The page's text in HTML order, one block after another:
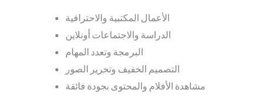
الأعمال المكتبية والاحترافية
الدراسة والاجتماعات أونلاين
البرمجة وتعدد المهام
التصميم الخفيف وتحرير الصور
مشاهدة الأفلام والمحتوى بجودة فائقة